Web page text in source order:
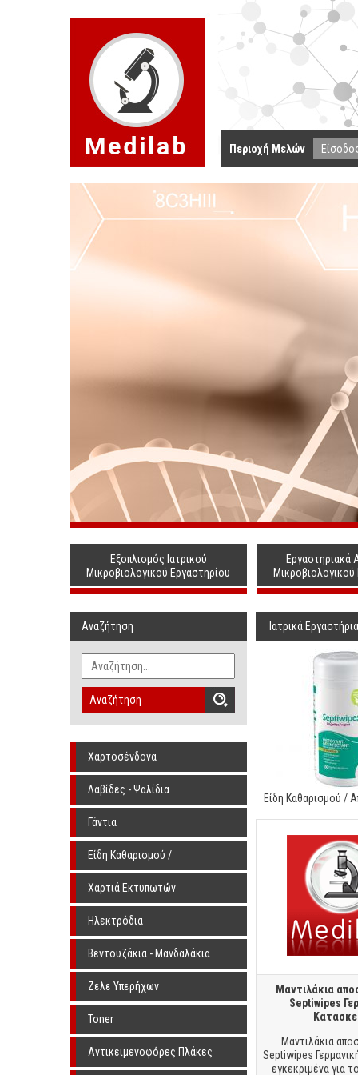
Περιοχή Μελών
Εξοπλισμός Ιατρικού
Μικροβιολογικού Εργαστηρίου
Εργαστηριακά
Μικροβιολογικού
Ιατρικά
Είδη Καθαρισμού /
Μαντιλάκια
Septiwipes
Μαντιλάκια
Septiwipes
εγκεκριμένα για
Αναζήτηση
Αναζήτηση
Χαρτοσένδονα
Λαβίδες - Ψαλίδια
Γάντια
Είδη Καθαρισμού /
Αποστείρωσης
Χαρτιά Εκτυπωτών
Ηλεκτρόδια
Βεντουζάκια - Μανδαλάκια
Ζελε Υπερήχων
Toner
Αντικειμενοφόρες Πλάκες